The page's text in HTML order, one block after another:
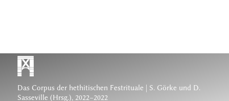
Das Corpus der hethitischen Festrituale | S. Görke und D.
Sasseville (Hrsg.), 2022–2022